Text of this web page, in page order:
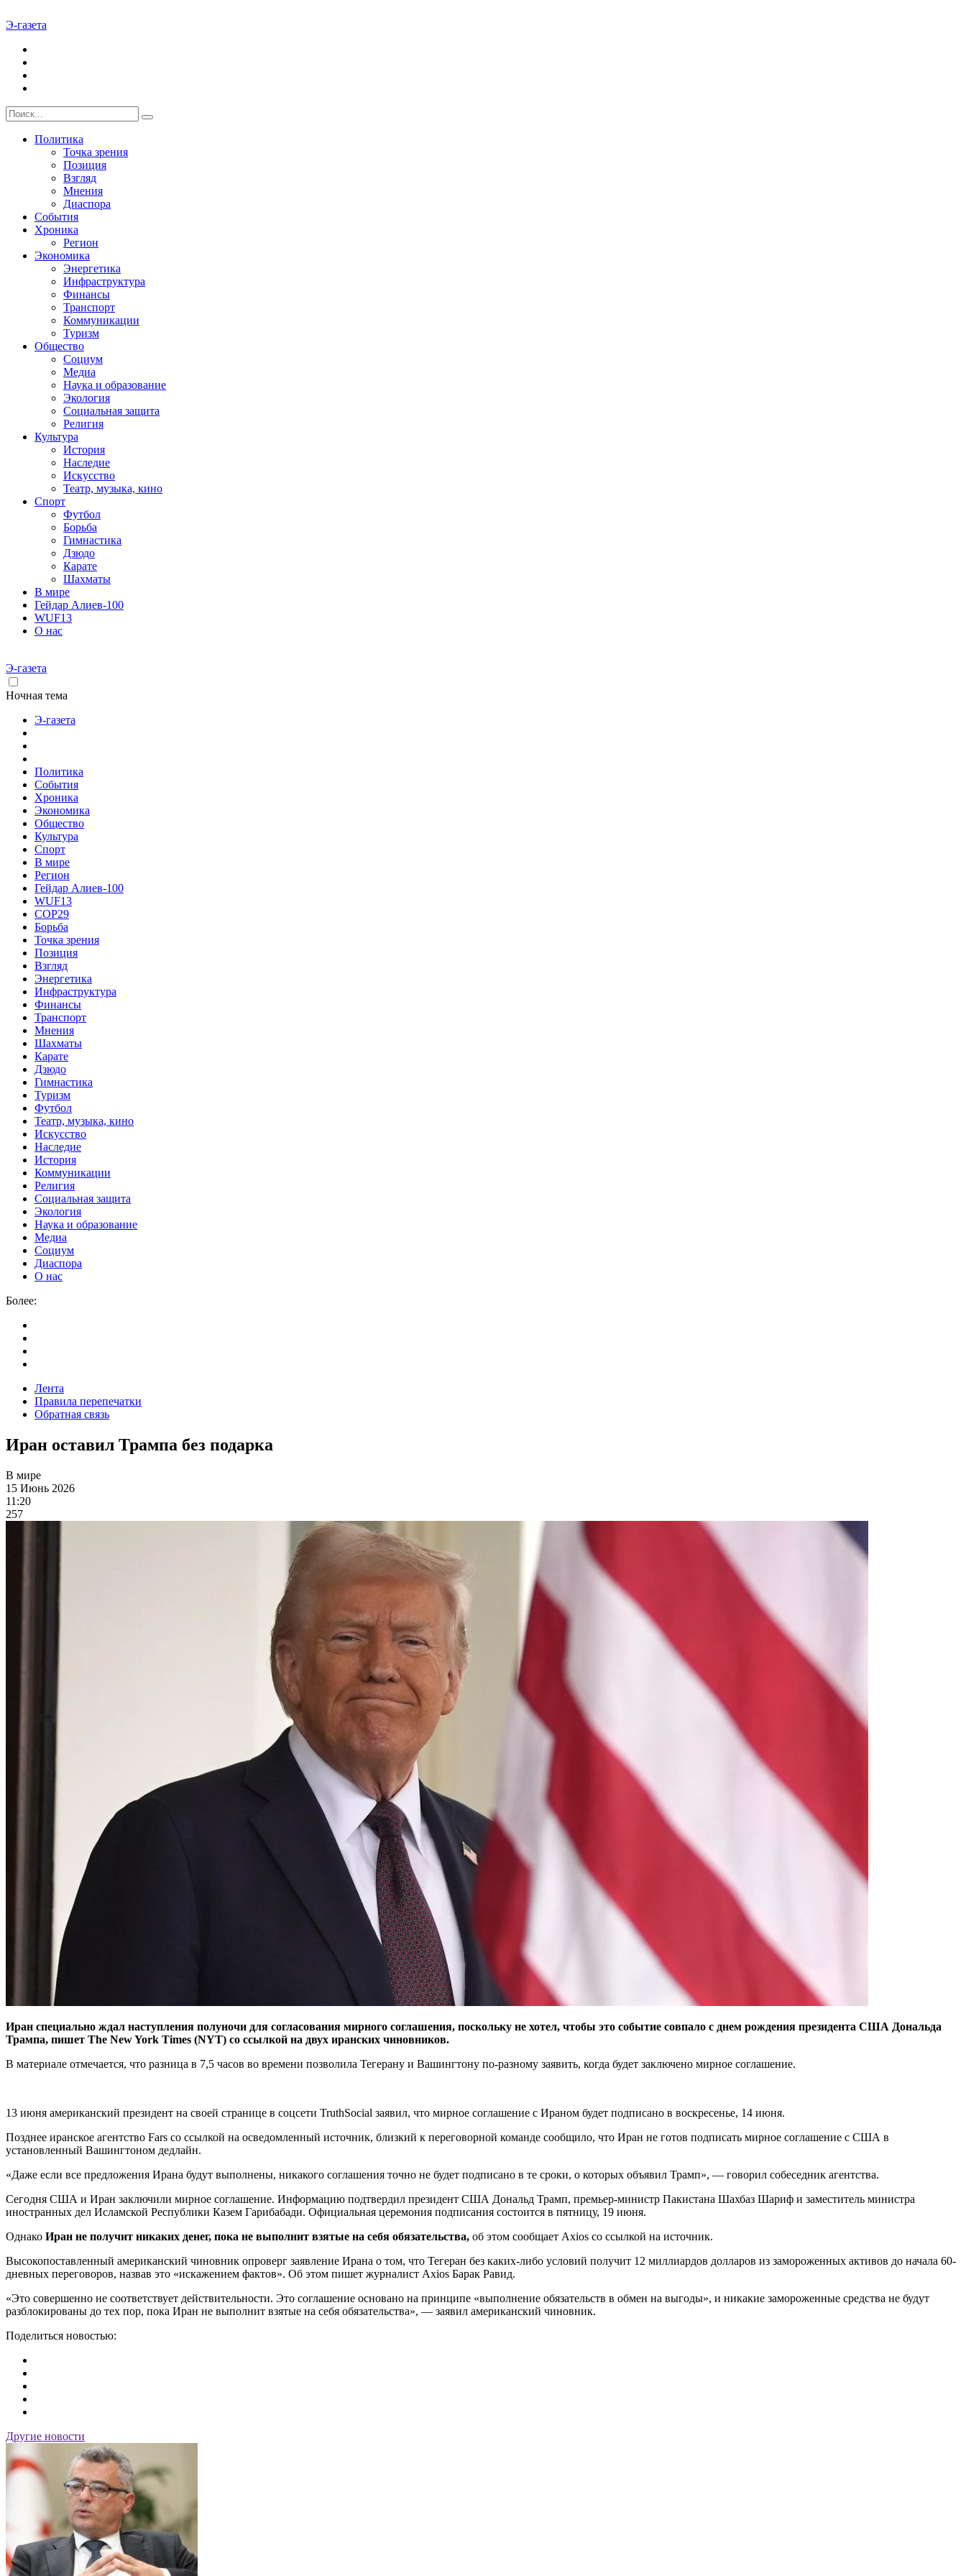
Э-газета
Политика
Точка зрения
Позиция
Взгляд
Мнения
Диаспора
События
Хроника
Регион
Экономика
Энергетика
Инфраструктура
Финансы
Транспорт
Коммуникации
Туризм
Общество
Социум
Медиа
Наука и образование
Экология
Социальная защита
Религия
Культура
История
Наследие
Искусство
Театр, музыка, кино
Спорт
Футбол
Борьба
Гимнастика
Дзюдо
Карате
Шахматы
В мире
Гейдар Алиев-100
WUF13
О нас
Э-газета
Ночная тема
Э-газета
Политика
События
Хроника
Экономика
Общество
Культура
Спорт
В мире
Регион
Гейдар Алиев-100
WUF13
COP29
Борьба
Точка зрения
Позиция
Взгляд
Энергетика
Инфраструктура
Финансы
Транспорт
Мнения
Шахматы
Карате
Дзюдо
Гимнастика
Туризм
Футбол
Театр, музыка, кино
Искусство
Наследие
История
Коммуникации
Религия
Социальная защита
Экология
Наука и образование
Медиа
Социум
Диаспора
О нас
Более:
Лента
Правила перепечатки
Обратная связь
Иран оставил Трампа без подарка
В мире
15 Июнь 2026
11:20
257
Иран специально ждал наступления полуночи для согласования мирного соглашения, поскольку не хотел, чтобы это событие совпало с днем рождения президента США Дональда
Трампа, пишет The New York Times (NYT) со ссылкой на двух иранских чиновников.
В материале отмечается, что разница в 7,5 часов во времени позволила Тегерану и Вашингтону по-разному заявить, когда будет заключено мирное соглашение.
13 июня американский президент на своей странице в соцсети TruthSocial заявил, что мирное соглашение с Ираном будет подписано в воскресенье, 14 июня.
Позднее иранское агентство Fars со ссылкой на осведомленный источник, близкий к переговорной команде сообщило, что Иран не готов подписать мирное соглашение с США в
установленный Вашингтоном дедлайн.
«Даже если все предложения Ирана будут выполнены, никакого соглашения точно не будет подписано в те сроки, о которых объявил Трамп», — говорил собеседник агентства.
Сегодня США и Иран заключили мирное соглашение. Информацию подтвердил президент США Дональд Трамп, премьер-министр Пакистана Шахбаз Шариф и заместитель министра
иностранных дел Исламской Республики Казем Гарибабади. Официальная церемония подписания состоится в пятницу, 19 июня.
Однако Иран не получит никаких денег, пока не выполнит взятые на себя обязательства, об этом сообщает Axios со ссылкой на источник.
Высокопоставленный американский чиновник опроверг заявление Ирана о том, что Тегеран без каких-либо условий получит 12 миллиардов долларов из замороженных активов до начала 60-
дневных переговоров, назвав это «искажением фактов». Об этом пишет журналист Axios Барак Равид.
«Это совершенно не соответствует действительности. Это соглашение основано на принципе «выполнение обязательств в обмен на выгоды», и никакие замороженные средства не будут
разблокированы до тех пор, пока Иран не выполнит взятые на себя обязательства», — заявил американский чиновник.
Поделиться новостью:
Другие новости